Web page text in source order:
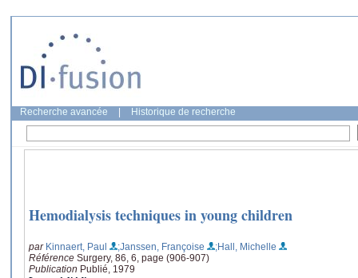
Recherche avancée Historique de recherche
Hemodialysis techniques in young children
par Kinnaert, Paul ;Janssen, Françoise
;Hall, Michelle
Référence Surgery, 86, 6, page (906-907)
Publication Publié, 1979